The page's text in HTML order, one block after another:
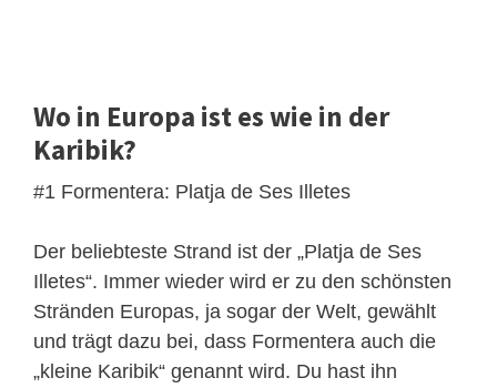
Wo in Europa ist es wie in der
Karibik?
#1 Formentera: Platja de Ses Illetes
Der beliebteste Strand ist der „Platja de Ses
Illetes“. Immer wieder wird er zu den schönsten
Stränden Europas, ja sogar der Welt, gewählt
und trägt dazu bei, dass Formentera auch die
„kleine Karibik“ genannt wird. Du hast ihn